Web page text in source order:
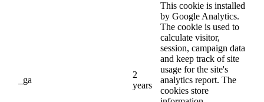
_ga
2
years
This cookie is installed
by Google Analytics.
The cookie is used to
calculate visitor,
session, campaign data
and keep track of site
usage for the site's
analytics report. The
cookies store